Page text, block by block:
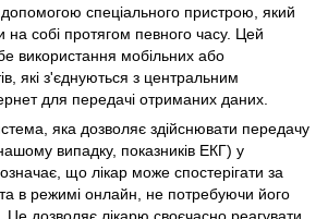
допомогою спеціального пристрою, який
на собі протягом певного часу. Цей
використання мобільних або
які з'єднуються з центральним
для передачі отриманих даних.
яка дозволяє здійснювати передачу
випадку, показників ЕКГ) у
що лікар може спостерігати за
в режимі онлайн, не потребуючи його
Це дозволяє лікарю своєчасно реагувати